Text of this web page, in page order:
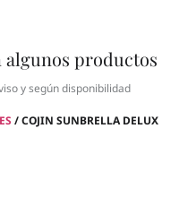
algunos productos
y según disponibilidad
/ COJIN SUNBRELLA DELUX